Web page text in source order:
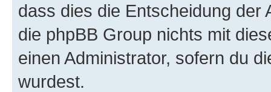
dass dies die Entscheidung der
die phpBB Group nichts mit
einen Administrator, sofern du
wurdest.